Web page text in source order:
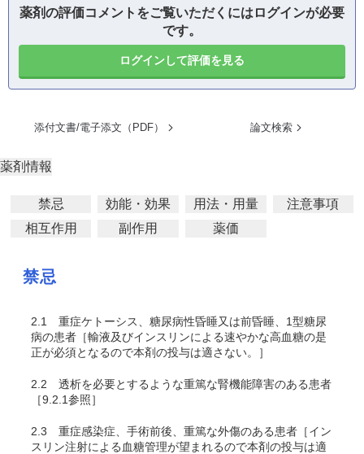
薬剤の評価コメントをご覧いただくにはログインが必要
です。
ログインして評価を見る
添付文書/電子添文（PDF） 論文検索
薬剤情報
禁忌 効能・効果 用法・用量
注意事項
相互作用
副作用 薬価
禁忌
2.1
重症ケトーシス、糖尿病性昏睡又は前昏睡、1型糖尿
病の患者［輸液及びインスリンによる速やかな高血糖の是
正が必須となるので本剤の投与は適さない。］
2.2 透析を必要とするような重篤な腎機能障害のある患者
［9.2.1参照］
2.3 重症感染症、手術前後、重篤な外傷のある患者［イン
スリン注射による血糖管理が望まれるので本剤の投与は適